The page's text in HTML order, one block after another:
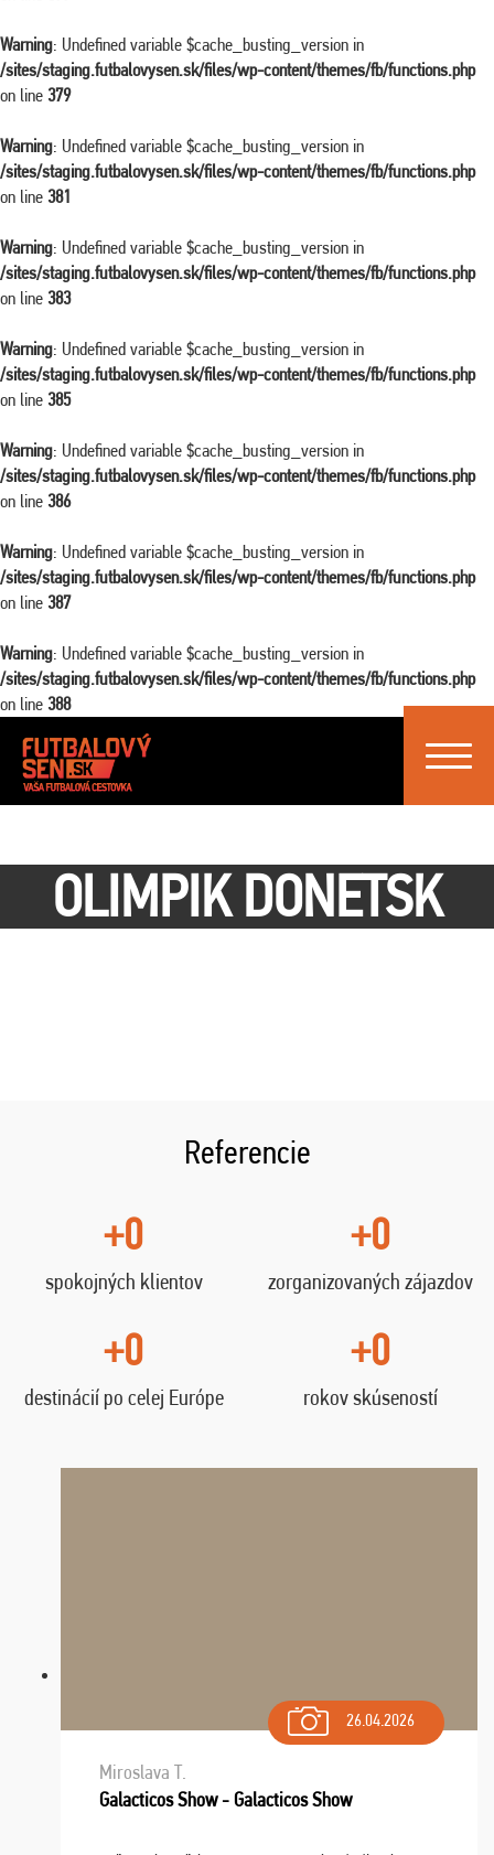
Warning: Undefined variable $cache_busting_version in
/sites/staging.futbalovysen.sk/files/wp-content/themes/fb/functions.php
on line 379
Warning: Undefined variable $cache_busting_version in
/sites/staging.futbalovysen.sk/files/wp-content/themes/fb/functions.php
on line 381
Warning: Undefined variable $cache_busting_version in
/sites/staging.futbalovysen.sk/files/wp-content/themes/fb/functions.php
on line 383
Warning: Undefined variable $cache_busting_version in
/sites/staging.futbalovysen.sk/files/wp-content/themes/fb/functions.php
on line 385
Warning: Undefined variable $cache_busting_version in
/sites/staging.futbalovysen.sk/files/wp-content/themes/fb/functions.php
on line 386
Warning: Undefined variable $cache_busting_version in
/sites/staging.futbalovysen.sk/files/wp-content/themes/fb/functions.php
on line 387
Warning: Undefined variable $cache_busting_version in
/sites/staging.futbalovysen.sk/files/wp-content/themes/fb/functions.php
on line 388
Toggle
OLIMPIK DONETSK
Referencie
+0
spokojných klientov
+0
zorganizovaných zájazdov
+0
destinácií po celej Európe
+0
rokov skúseností
26.04.2026
Miroslava T.
Galacticos Show - Galacticos Show